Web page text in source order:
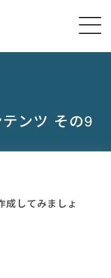
ンツ その9
成してみましょ